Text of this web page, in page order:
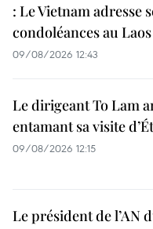
: Le Vietnam adresse
condoléances au Laos
09/08/2026 12:43
Le dirigeant To Lam
entamant sa visite
09/08/2026 12:15
Le président de l’AN